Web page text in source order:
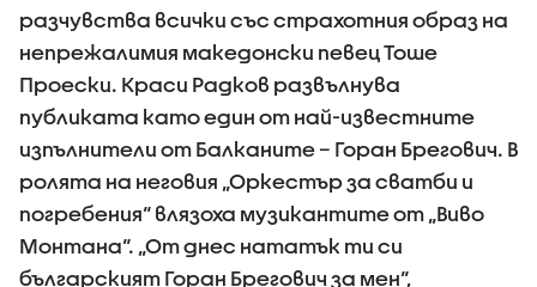
разчувства всички със страхотния образ на
непрежалимия македонски певец Тоше
Проески. Краси Радков развълнува
публиката като един от най-известните
изпълнители от Балканите – Горан Брегович. В
ролята на неговия „Оркестър за сватби и
погребения“ влязоха музикантите от „Виво
Монтана“. „От днес нататък ти си
българският Горан Брегович за мен“,